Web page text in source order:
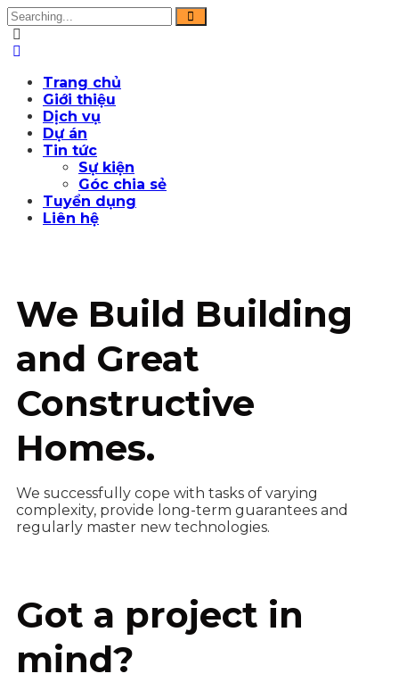
Trang chủ
Giới thiệu
Dịch vụ
Dự án
Tin tức
Sự kiện
Góc chia sẻ
Tuyển dụng
Liên hệ
We Build Building
and Great
Constructive
Homes.
We successfully cope with tasks of varying
complexity, provide long-term guarantees and
regularly master new technologies.
Got a project in
mind?